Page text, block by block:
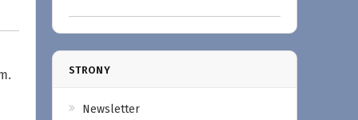
STRONY
Newsletter